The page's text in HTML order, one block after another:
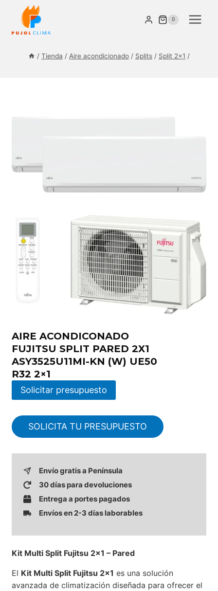
contenido
0
/ Tienda / Aire acondicionado / Splits / Split 2×1 /
AIRE ACONDICONADO
FUJITSU SPLIT PARED 2X1
ASY3525U11MI-KN (W) UE50
R32 2×1
Solicitar presupuesto
SOLICITA TU PRESUPUESTO
Envío gratis a Península
30 días para devoluciones
Entrega a portes pagados
Envíos en 2-3 días laborables
Kit Multi Split Fujitsu 2×1 – Pared
El Kit Multi Split Fujitsu 2×1 es una solución
avanzada de climatización diseñada para ofrecer el